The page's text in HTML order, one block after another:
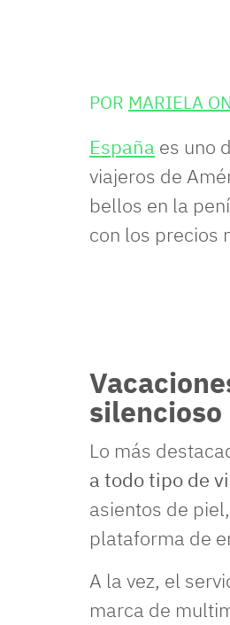
POR MARIELA
España es uno
viajeros de
bellos en la
con los precios
silencioso
Lo más
a todo tipo de
asientos de
plataforma de
A la vez, el
marca de